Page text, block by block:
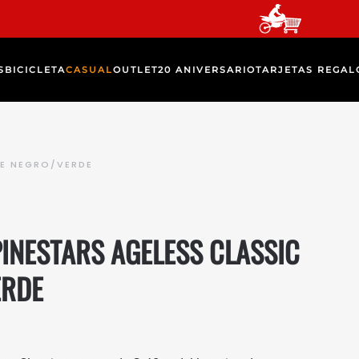
BICICLETACASUALOUTLET20 ANIVERSARIOTARJETAS
NEGRO/VERDE
AGELESS CLASSIC